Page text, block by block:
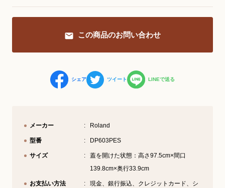
三木楽器 開成館
ど動画で発信中！
この商品のお問い合わせ
シェア ツイート LINEで送る
メーカー Roland
型番 DP603PES
サイズ
蓋を開けた状態：高さ97.5cm×間口
139.8cm×奥行33.9cm
お支払い方法
現金、銀行振込、クレジットカード、シ